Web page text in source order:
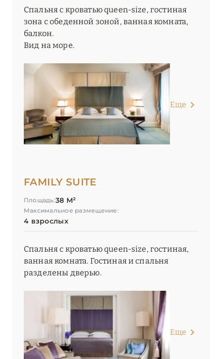
Спальня с кроватью queen-size, гостиная
зона с обеденной зоной, ванная комната,
балкон.
Вид на море.
Еще
FAMILY SUITE
Площадь:38 М²
Максимальное размещение:
4 взрослых
Спальня с кроватью queen-size, гостиная,
ванная комната. Гостиная и спальня
разделены дверью.
Еще